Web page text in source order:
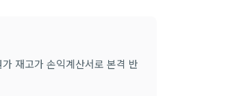
재고가 손익계산서로 본격 반